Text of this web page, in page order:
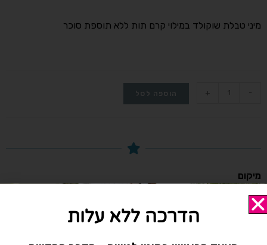
מיני טבלת שוקולד במילוי קרם תות ללא תוספת סוכר
-
+ הוספה לסל
מיקום
רעננה.
הדרכה ללא עלות